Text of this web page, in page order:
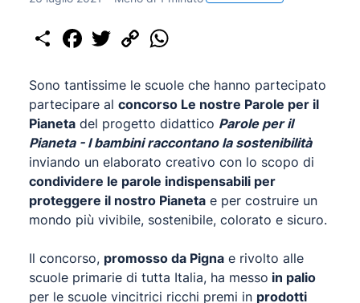
Share Facebook
Twitter Copy
Link
Sono tantissime le scuole che hanno partecipato
partecipare al concorso Le nostre Parole per il
Pianeta del progetto didattico Parole per il
Pianeta - I bambini raccontano la sostenibilità
inviando un elaborato creativo con lo scopo di
condividere le parole indispensabili per
proteggere il nostro Pianeta e per costruire un
mondo più vivibile, sostenibile, colorato e sicuro.
Il concorso, promosso da Pigna e rivolto alle
scuole primarie di tutta Italia, ha messo in palio
per le scuole vincitrici ricchi premi in prodotti